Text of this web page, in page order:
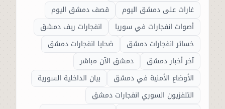
غارات على دمشق اليوم
قصف دمشق اليوم
أصوات انفجارات في سوريا
انفجارات ريف دمشق
خسائر انفجارات دمشق
ضحايا انفجارات دمشق
آخر أخبار دمشق
دمشق الآن مباشر
الأوضاع الأمنية في دمشق
بيان الداخلية السورية
التلفزيون السوري انفجارات دمشق